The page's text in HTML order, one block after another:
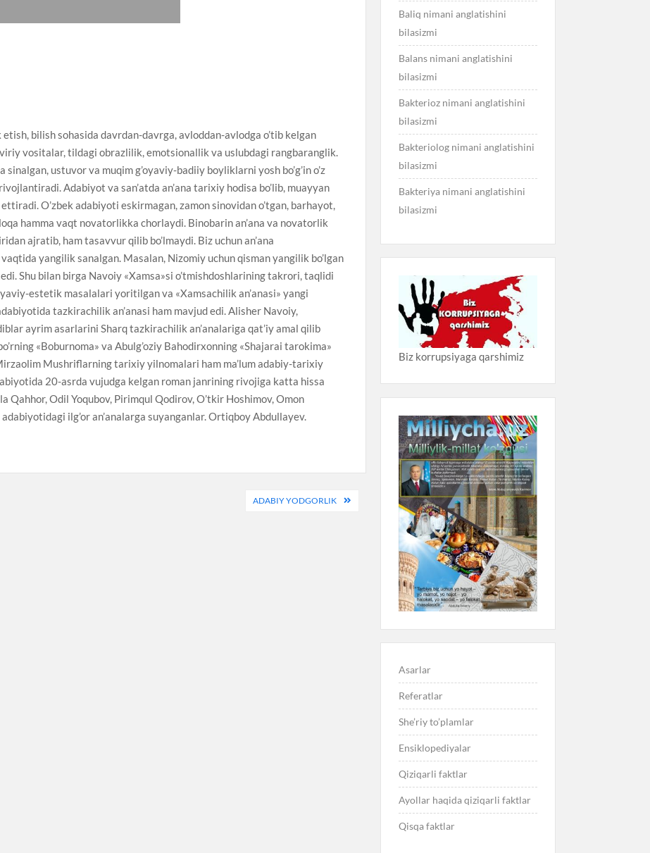
bilish sohasida davrdan-davrga, avloddan-avlodga o’tib kelgan
vositalar, tildagi obrazlilik, emotsionallik va uslubdagi rangbaranglik.
ustuvor va muqim g’oyaviy-badiiy boyliklarni yosh bo’g’in o’z
Adabiyot va san’atda an’ana tarixiy hodisa bo’lib, muayyan
O’zbek adabiyoti eskirmagan, zamon sinovidan o’tgan, barhayot,
hamma vaqt novatorlikka chorlaydi. Binobarin an’ana va novatorlik
ajratib, ham tasavvur qilib bo’lmaydi. Biz uchun an’ana
vaqtida yangilik sanalgan. Masalan, Nizomiy uchun qisman yangilik bo’lgan
Shu bilan birga Navoiy «Xamsa»si o’tmishdoshlarining takrori, taqlidi
estetik masalalari yoritilgan va «Xamsachilik an’anasi» yangi
tazkirachilik an’anasi ham mavjud edi. Alisher Navoiy,
ayrim asarlarini Sharq tazkirachilik an’analariga qat’iy amal qilib
«Boburnoma» va Abulg’oziy Bahodirxonning «Shajarai tarokima»
Mushriflarning tarixiy yilnomalari ham ma’lum adabiy-tarixiy
20-asrda vujudga kelgan roman janrining rivojiga katta hissa
Qahhor, Odil Yoqubov, Pirimqul Qodirov, O’tkir Hoshimov, Omon
ilg’or an’analarga suyanganlar. Ortiqboy Abdullayev.
ADABIY YODGORLIK
Baliq nimani anglatishini
bilasizmi
Balans nimani anglatishini
bilasizmi
Bakterioz nimani anglatishini
bilasizmi
Bakteriolog nimani anglatishini
bilasizmi
Bakteriya nimani anglatishini
bilasizmi
Biz korrupsiyaga qarshimiz
Asarlar
Referatlar
She’riy to’plamlar
Ensiklopediyalar
Qiziqarli faktlar
Ayollar haqida qiziqarli faktlar
Qisqa faktlar